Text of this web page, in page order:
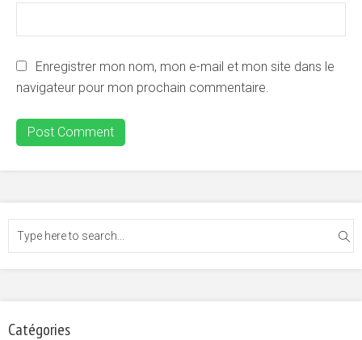
Enregistrer mon nom, mon e-mail et mon site dans le
navigateur pour mon prochain commentaire.
Catégories